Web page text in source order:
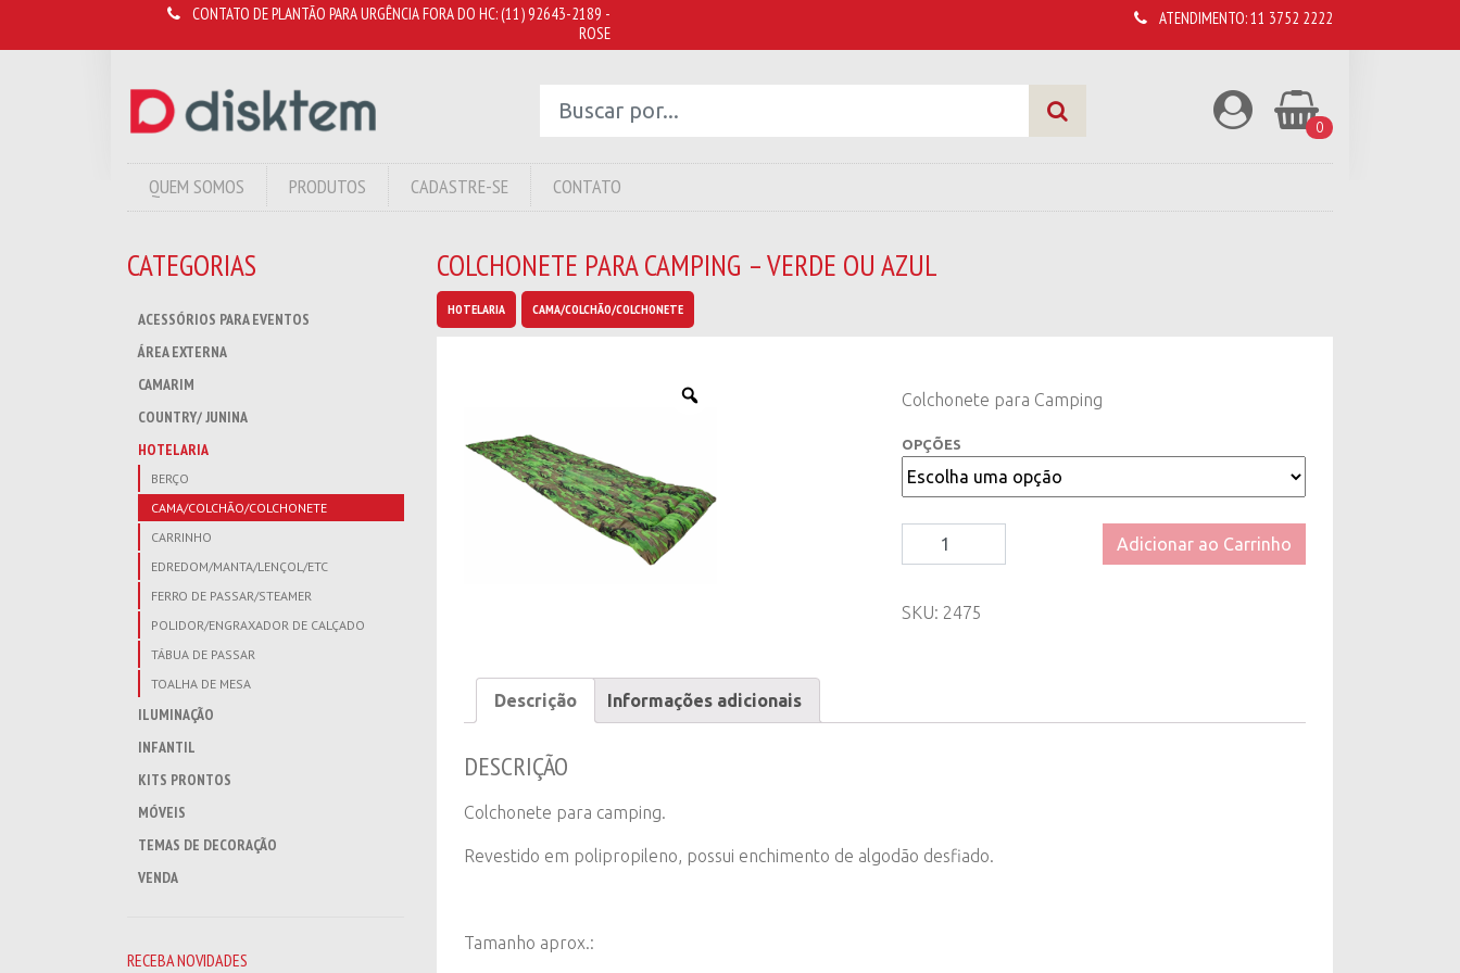
CONTATO DE PLANTÃO PARA URGÊNCIA FORA DO HC:(11) 92643-2189 -
ROSE
ATENDIMENTO:11 3752 2222
0
QUEM SOMOS PRODUTOS CADASTRE-SE CONTATO
CATEGORIAS
ACESSÓRIOS PARA EVENTOS
ÁREA EXTERNA
CAMARIM
COUNTRY/ JUNINA
HOTELARIA
BERÇO
CAMA/COLCHÃO/COLCHONETE
CARRINHO
EDREDOM/MANTA/LENÇOL/ETC
FERRO DE PASSAR/STEAMER
POLIDOR/ENGRAXADOR DE CALÇADO
TÁBUA DE PASSAR
TOALHA DE MESA
ILUMINAÇÃO
INFANTIL
KITS PRONTOS
MÓVEIS
TEMAS DE DECORAÇÃO
VENDA
RECEBA NOVIDADES
COLCHONETE PARA CAMPING – VERDE OU AZUL
HOTELARIA CAMA/COLCHÃO/COLCHONETE
Colchonete para Camping
OPÇÕES
Colchonete
para
-
quantity
Adicionar ao Carrinho
SKU: 2475
Descrição Informações adicionais
DESCRIÇÃO
Colchonete para camping.
Revestido em polipropileno, possui enchimento de algodão desfiado.
Tamanho aprox.: